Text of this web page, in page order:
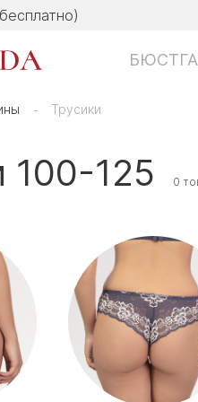
Трусики
100-125 0